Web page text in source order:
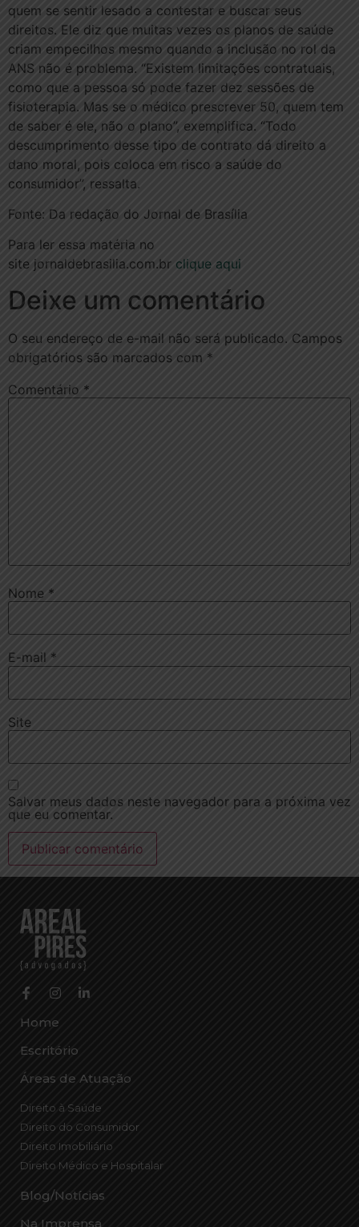
quem se sentir lesado a contestar e buscar seus
direitos. Ele diz que muitas vezes os planos de saúde
criam empecilhos mesmo quando a inclusão no rol da
ANS não é problema. “Existem limitações contratuais,
como que a pessoa só pode fazer dez sessões de
fisioterapia. Mas se o médico prescrever 50, quem tem
de saber é ele, não o plano”, exemplifica. “Todo
descumprimento desse tipo de contrato dá direito a
dano moral, pois coloca em risco a saúde do
consumidor”, ressalta.
Fonte: Da redação do Jornal de Brasília
Para ler essa matéria no
site jornaldebrasilia.com.br clique aqui
Deixe um comentário
O seu endereço de e-mail não será publicado. Campos
obrigatórios são marcados com *
Comentário *
Nome *
E-mail *
Site
Salvar meus dados neste navegador para a próxima vez
que eu comentar.
Home
Escritório
Áreas de Atuação
Direito à Saúde
Direito do Consumidor
Direito Imobiliário
Direito Médico e Hospitalar
Blog/Notícias
Na Imprensa